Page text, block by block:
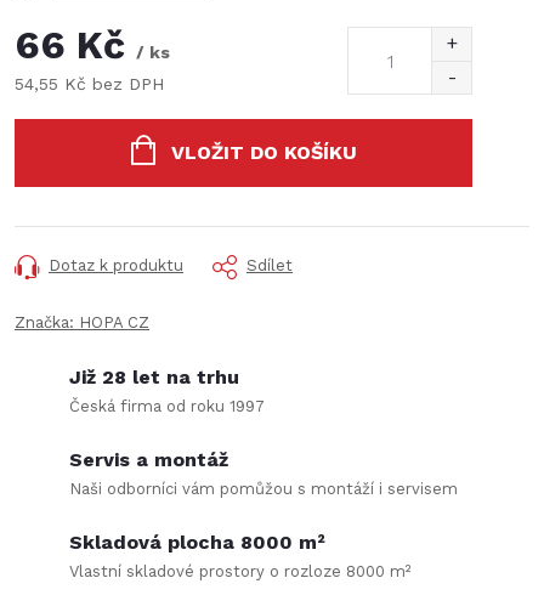
66 Kč
/ ks
54,55 Kč bez DPH
VLOŽIT DO KOŠÍKU
Dotaz k produktu Sdílet
Značka: HOPA CZ
Již 28 let na trhu
Česká firma od roku 1997
Servis a montáž
Naši odborníci vám pomůžou s montáží i servisem
Skladová plocha 8000 m²
Vlastní skladové prostory o rozloze 8000 m²